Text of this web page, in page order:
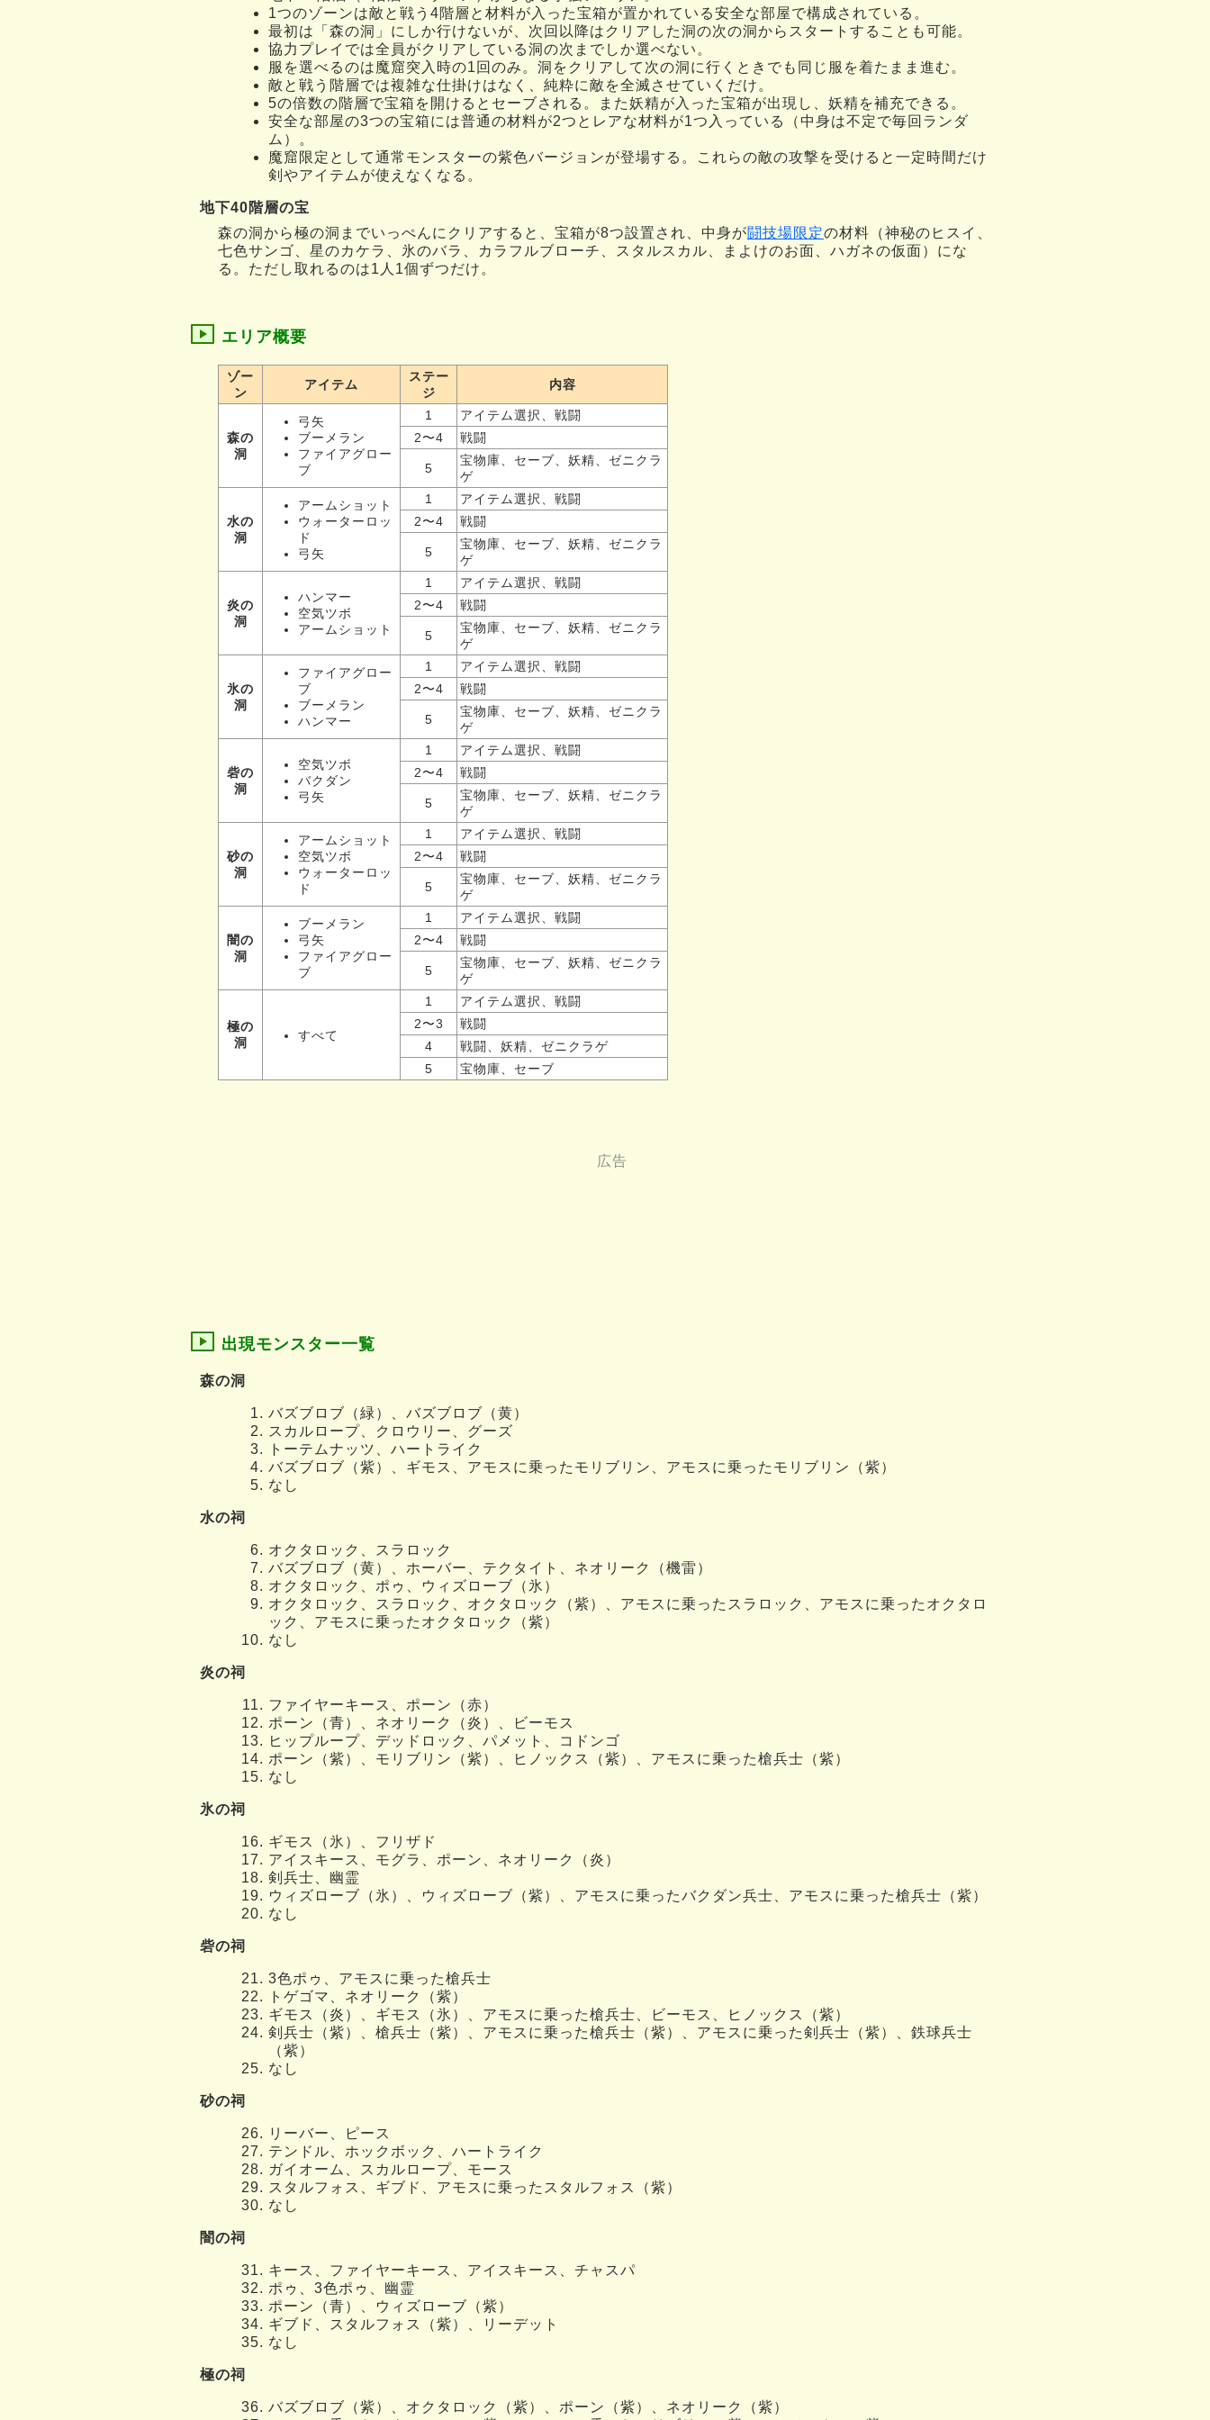
1つのゾーンは敵と戦う4階層と材料が入った宝箱が置かれている安全な部屋で構成されている。
最初は「森の洞」にしか行けないが、次回以降はクリアした洞の次の洞からスタートすることも可能。
協力プレイでは全員がクリアしている洞の次までしか選べない。
服を選べるのは魔窟突入時の1回のみ。洞をクリアして次の洞に行くときでも同じ服を着たまま進む。
敵と戦う階層では複雑な仕掛けはなく、純粋に敵を全滅させていくだけ。
5の倍数の階層で宝箱を開けるとセーブされる。また妖精が入った宝箱が出現し、妖精を補充できる。
安全な部屋の3つの宝箱には普通の材料が2つとレアな材料が1つ入っている（中身は不定で毎回ランダ
ム）。
魔窟限定として通常モンスターの紫色バージョンが登場する。これらの敵の攻撃を受けると一定時間だけ
剣やアイテムが使えなくなる。
地下40階層の宝
森の洞から極の洞までいっぺんにクリアすると、宝箱が8つ設置され、中身が闘技場限定の材料（神秘のヒスイ、
七色サンゴ、星のカケラ、氷のバラ、カラフルブローチ、スタルスカル、まよけのお面、ハガネの仮面）にな
る。ただし取れるのは1人1個ずつだけ。
エリア概要
ゾー
ン
アイテム
ステー
ジ
内容
森の
洞
弓矢
ブーメラン
ファイアグロー
ブ
1
アイテム選択、戦闘
2〜4
戦闘
5
宝物庫、セーブ、妖精、ゼニクラ
ゲ
水の
洞
アームショット
ウォーターロッ
ド
弓矢
1
アイテム選択、戦闘
2〜4
戦闘
5
宝物庫、セーブ、妖精、ゼニクラ
ゲ
炎の
洞
ハンマー
空気ツボ
アームショット
1
アイテム選択、戦闘
2〜4
戦闘
5
宝物庫、セーブ、妖精、ゼニクラ
ゲ
氷の
洞
ファイアグロー
ブ
ブーメラン
ハンマー
1
アイテム選択、戦闘
2〜4
戦闘
5
宝物庫、セーブ、妖精、ゼニクラ
ゲ
砦の
洞
空気ツボ
バクダン
弓矢
1
アイテム選択、戦闘
2〜4
戦闘
5
宝物庫、セーブ、妖精、ゼニクラ
ゲ
砂の
洞
アームショット
空気ツボ
ウォーターロッ
ド
1
アイテム選択、戦闘
2〜4
戦闘
5
宝物庫、セーブ、妖精、ゼニクラ
ゲ
闇の
洞
ブーメラン
弓矢
ファイアグロー
ブ
1
アイテム選択、戦闘
2〜4
戦闘
5
宝物庫、セーブ、妖精、ゼニクラ
ゲ
極の
洞
すべて
1
アイテム選択、戦闘
2〜3
戦闘
4
戦闘、妖精、ゼニクラゲ
5
宝物庫、セーブ
出現モンスター一覧
森の洞
バズブロブ（緑）、バズブロブ（黄）
スカルロープ、クロウリー、グーズ
トーテムナッツ、ハートライク
バズブロブ（紫）、ギモス、アモスに乗ったモリブリン、アモスに乗ったモリブリン（紫）
なし
水の祠
オクタロック、スラロック
バズブロブ（黄）、ホーバー、テクタイト、ネオリーク（機雷）
オクタロック、ポゥ、ウィズローブ（氷）
オクタロック、スラロック、オクタロック（紫）、アモスに乗ったスラロック、アモスに乗ったオクタロ
ック、アモスに乗ったオクタロック（紫）
なし
炎の祠
ファイヤーキース、ポーン（赤）
ポーン（青）、ネオリーク（炎）、ビーモス
ヒップループ、デッドロック、パメット、コドンゴ
ポーン（紫）、モリブリン（紫）、ヒノックス（紫）、アモスに乗った槍兵士（紫）
なし
氷の祠
ギモス（氷）、フリザド
アイスキース、モグラ、ポーン、ネオリーク（炎）
剣兵士、幽霊
ウィズローブ（氷）、ウィズローブ（紫）、アモスに乗ったバクダン兵士、アモスに乗った槍兵士（紫）
なし
砦の祠
3色ポゥ、アモスに乗った槍兵士
トゲゴマ、ネオリーク（紫）
ギモス（炎）、ギモス（氷）、アモスに乗った槍兵士、ビーモス、ヒノックス（紫）
剣兵士（紫）、槍兵士（紫）、アモスに乗った槍兵士（紫）、アモスに乗った剣兵士（紫）、鉄球兵士
（紫）
なし
砂の祠
リーバー、ピース
テンドル、ホックボック、ハートライク
ガイオーム、スカルロープ、モース
スタルフォス、ギブド、アモスに乗ったスタルフォス（紫）
なし
闇の祠
キース、ファイヤーキース、アイスキース、チャスパ
ポゥ、3色ポゥ、幽霊
ポーン（青）、ウィズローブ（紫）
ギブド、スタルフォス（紫）、リーデット
なし
極の祠
バズブロブ（紫）、オクタロック（紫）、ポーン（紫）、ネオリーク（紫）